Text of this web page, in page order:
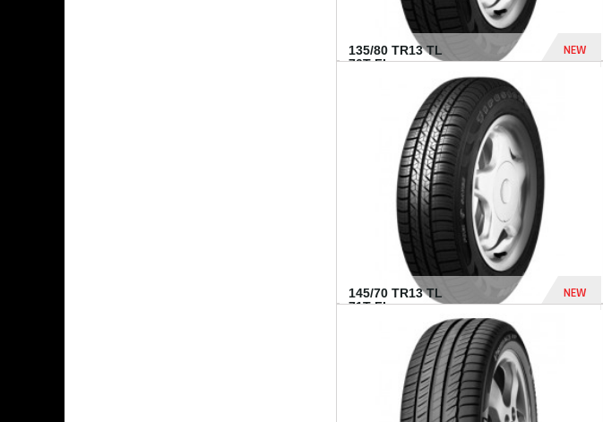
135/80 TR13 TL
70T FI...
NEW
145/70 TR13 TL
71T FI...
NEW